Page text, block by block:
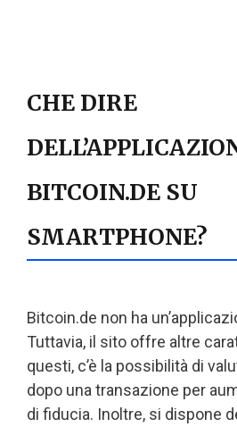
CHE DIRE
BITCOIN.DE SU
SMARTPHONE?
Bitcoin.de non ha
Tuttavia, il sito offre altre
questi, c’è la possibilità di
dopo una transazione per
di fiducia. Inoltre, si dispone